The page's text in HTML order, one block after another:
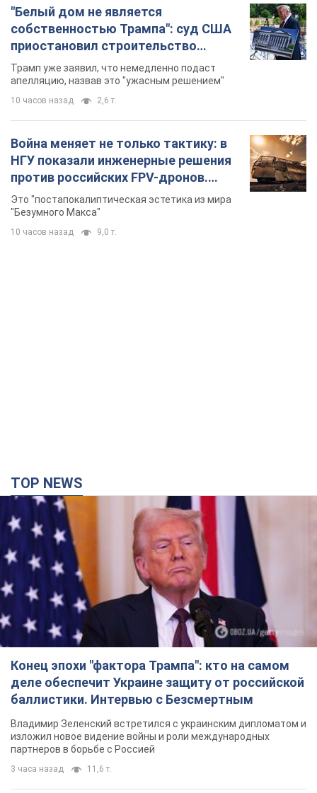
Фото
Это "постапокалиптическая эстетика из мира
"Безумного Макса"
10 часов назад 9,0 т.
Конец эпохи "фактора Трампа": кто на самом
деле обеспечит Украине защиту от российской
баллистики. Интервью с Безсмертным
Владимир Зеленский встретился с украинским дипломатом и
изложил новое видение войны и роли международных
партнеров в борьбе с Россией
3 часа назад 11,6 т.
В Киеве в результате российской атаки
пострадали четыре человека. Фото
Враг продолжает регулярный ракетный террор столицы
15 минут назад 21,4 т.
Россияне атаковали дроном больницу в
Херсоне: пострадали медработницы
Всего пострадали четыре женщины, и они не единственные